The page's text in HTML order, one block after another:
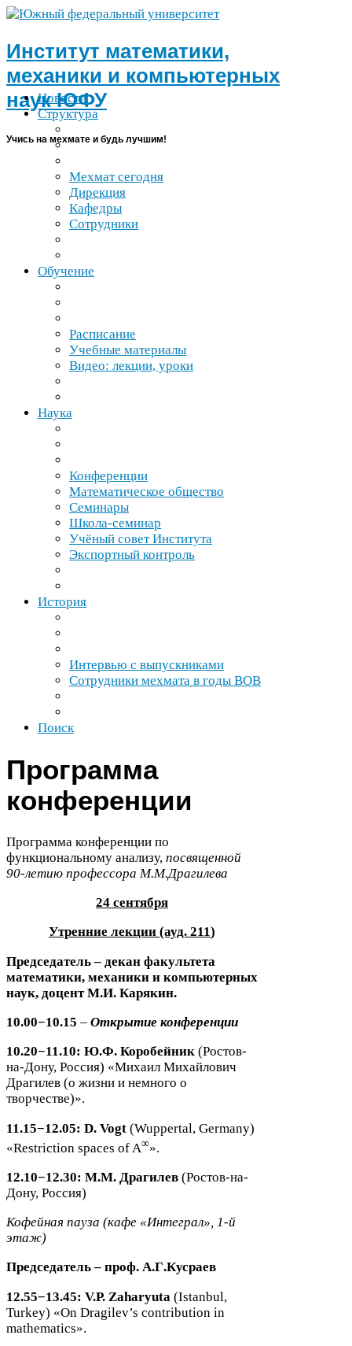
Институт математики,
механики и компьютерных
наукЮФУ
Учись на мехмате и будь лучшим!
Новости
Структура
Мехмат сегодня
Дирекция
Кафедры
Сотрудники
Обучение
Расписание
Учебные материалы
Видео: лекции, уроки
Наука
Конференции
Математическое общество
Семинары
Школа-​семинар
Учёный совет Института
Экспортный контроль
История
Интервью с выпускниками
Сотрудники мехмата в годы ВОВ
Поиск
Программа
конференции
Программа конференции по
функциональному анализу, посвященной
90-​летию профессора М.М.Драгилева
24 сентября
Утренние лекции (ауд.211)
Председатель – декан факультета
математики, механики и компьютерных
наук, доцент М.И. Карякин.
10.00−10.15 – Открытие конференции
10.20−11.10: Ю.Ф. Коробейник (Ростов-​
на-​Дону, Россия) «Михаил Михайлович
Драгилев (о жизни и немного о
творчестве)».
11.15−12.05: D. Vogt (Wup­per­tal, Ger­many)
«Restric­tion spaces of A∞».
12.10−12.30: М.М. Драгилев (Ростов-​на-​
Дону, Россия)
Кофейная пауза (кафе «Интеграл», 1-​й
этаж)
Председатель– проф. А.Г.Кусраев
12.55−13.45: V.P. Zaharyuta (Istan­bul,
Turkey) «On Dragilev’s con­tri­bu­tion in
math­e­mat­ics».